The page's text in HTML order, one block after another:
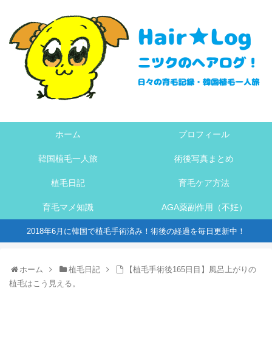
ホーム プロフィール
韓国植毛一人旅 術後写真まとめ
植毛日記 育毛ケア方法
育毛マメ知識 AGA薬副作用（不妊）
2018年6月に韓国で植毛手術済み！術後の経過を毎日更新中！
ホーム 植毛日記
【植毛手術後165日目】風呂上がりの
植毛はこう見える。